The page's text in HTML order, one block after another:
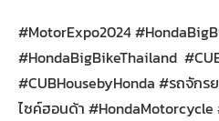
#MotorExpo2024
#HondaBigBikeThailand
#CUBHousebyHonda ​#รถจัก
ไซค์ฮอนด้า